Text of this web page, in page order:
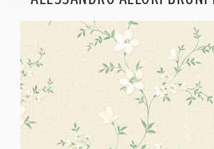
Избранное: 0
Каталог
Компания